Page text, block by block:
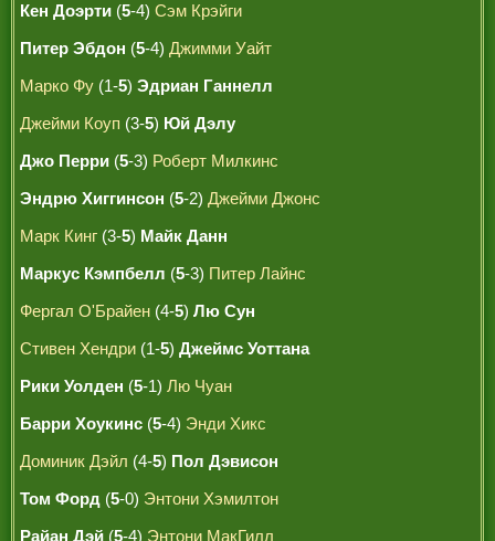
Кен Доэрти (5-4) Сэм Крэйги
Питер Эбдон (5-4) Джимми Уайт
Марко Фу (1-5) Эдриан Ганнелл
Джейми Коуп (3-5) Юй Дэлу
Джо Перри (5-3) Роберт Милкинс
Эндрю Хиггинсон (5-2) Джейми Джонс
Марк Кинг (3-5) Майк Данн
Маркус Кэмпбелл (5-3) Питер Лайнс
Фергал О'Брайен (4-5) Лю Сун
Стивен Хендри (1-5) Джеймс Уоттана
Рики Уолден (5-1) Лю Чуан
Барри Хоукинс (5-4) Энди Хикс
Доминик Дэйл (4-5) Пол Дэвисон
Том Форд (5-0) Энтони Хэмилтон
Райан Дэй (5-4) Энтони МакГилл